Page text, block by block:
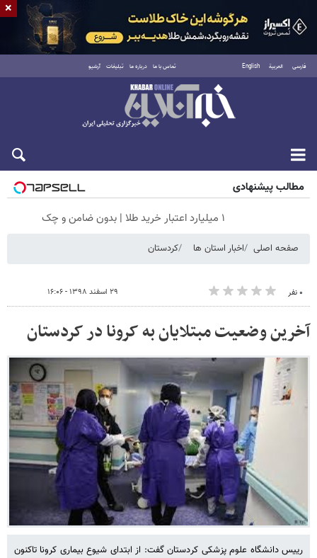
فارسی العربية English تماس با ما درباره ما تبلیغات آرشیو
جمعه ۱۶ مرداد ۱۴۰۵
مطالب پیشنهادی
۱ میلیارد اعتبار خرید طلا | بدون ضامن و چک
صفحه اصلی اخبار استان ها کردستان
۰ نفر ۲۹ اسفند ۱۳۹۸ - ۱۶:۰۶
آخرین وضعیت مبتلایان به کرونا در کردستان
رییس دانشگاه علوم پزشکی کردستان گفت: از ابتدای شیوع بیماری کرونا تاکنون
×